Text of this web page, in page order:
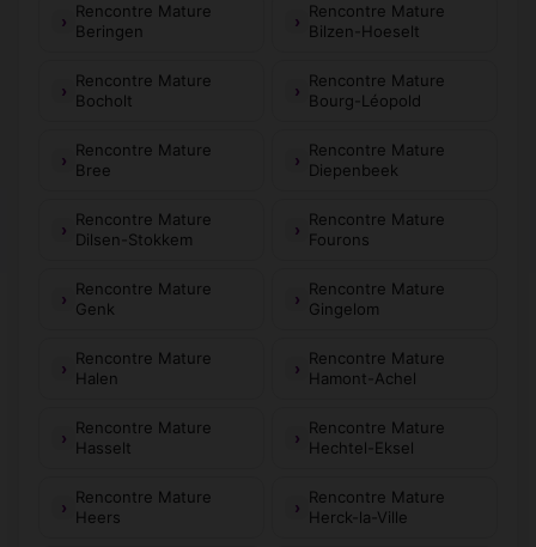
Rencontre Mature
Beringen
Rencontre Mature
Bilzen-Hoeselt
Rencontre Mature
Bocholt
Rencontre Mature
Bourg-Léopold
Rencontre Mature
Bree
Rencontre Mature
Diepenbeek
Rencontre Mature
Dilsen-Stokkem
Rencontre Mature
Fourons
Rencontre Mature
Genk
Rencontre Mature
Gingelom
Rencontre Mature
Halen
Rencontre Mature
Hamont-Achel
Rencontre Mature
Hasselt
Rencontre Mature
Hechtel-Eksel
Rencontre Mature
Heers
Rencontre Mature
Herck-la-Ville